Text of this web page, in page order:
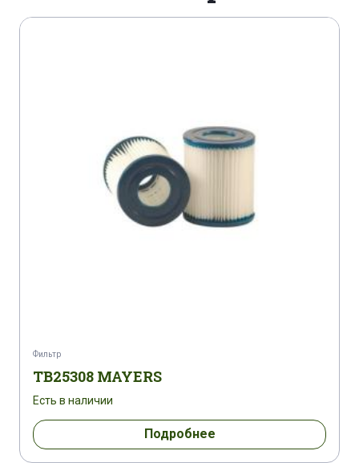
Фильтр
TB25308 MAYERS
Есть в наличии
Подробнее